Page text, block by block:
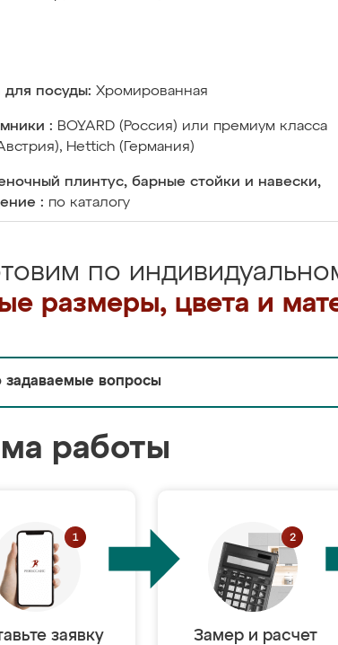
посуды: Хромированная
: BOYARD (Россия) или премиум класса
Hettich (Германия)
плинтус, барные стойки и навески,
: по каталогу
по
размеры, цвета и
задаваемые вопросы
работы
заявку Замер и расчет